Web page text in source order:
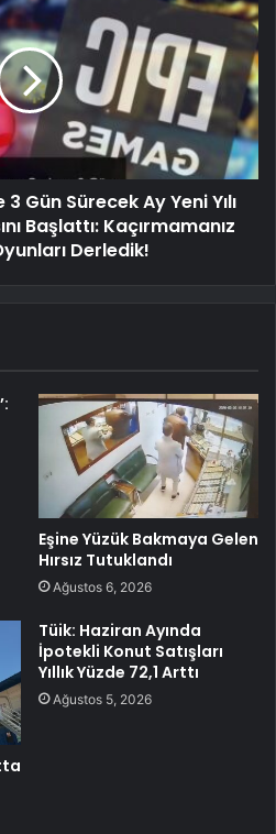
Gün Sürecek Ay Yeni Yılı
Başlattı: Kaçırmamanız
Derledik!
Eşine Yüzük Bakmaya Gelen
Hırsız Tutuklandı
Ağustos 6, 2026
Tüik: Haziran Ayında
İpotekli Konut Satışları
Yıllık Yüzde 72,1 Arttı
Ağustos 5, 2026